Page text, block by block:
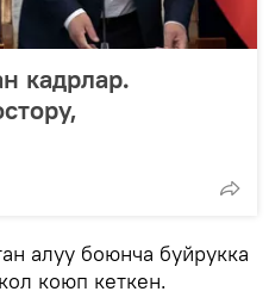
кадрлар.
алуу боюнча буйрукка
коюп кеткен.